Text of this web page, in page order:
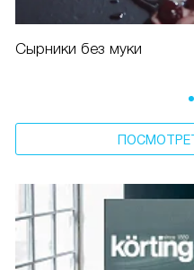
Сырники без муки